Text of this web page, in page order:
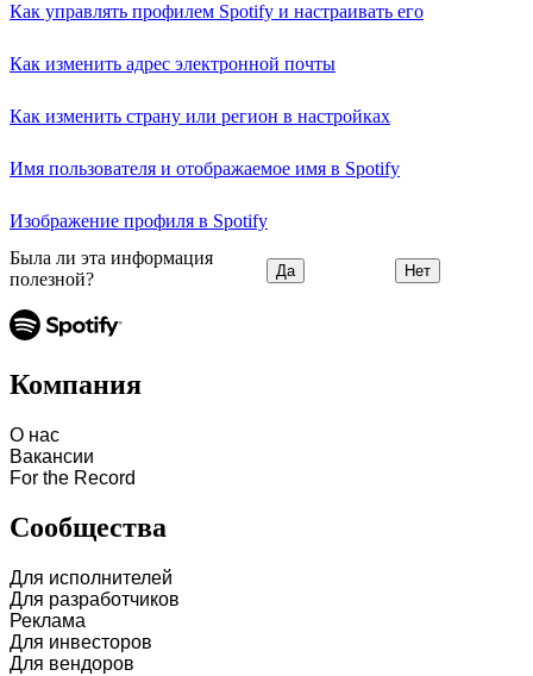
Как управлять профилем Spotify и настраивать его
Как изменить адрес электронной почты
Как изменить страну или регион в настройках
Имя пользователя и отображаемое имя в Spotify
Изображение профиля в Spotify
Была ли эта информация
полезной?
Да Нет
Компания
О нас
Вакансии
For the Record
Сообщества
Для исполнителей
Для разработчиков
Реклама
Для инвесторов
Для вендоров